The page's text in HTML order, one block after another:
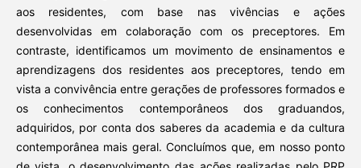
aos residentes, com base nas vivências e ações
desenvolvidas em colaboração com os preceptores. Em
contraste, identificamos um movimento de ensinamentos e
aprendizagens dos residentes aos preceptores, tendo em
vista a convivência entre gerações de professores formados e
os conhecimentos contemporâneos dos graduandos,
adquiridos, por conta dos saberes da academia e da cultura
contemporânea mais geral. Concluímos que, em nosso ponto